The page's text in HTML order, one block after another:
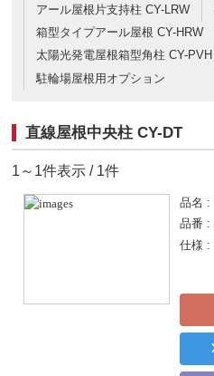
アール屋根片支持柱 CY-LRW
箱型タイプアール屋根 CY-HRW
太陽光発電屋根箱型角柱 CY-PVH
駐輪場屋根用オプション
直線屋根中央柱 CY-DT
1～1件表示 / 1件
品名
品番
仕様